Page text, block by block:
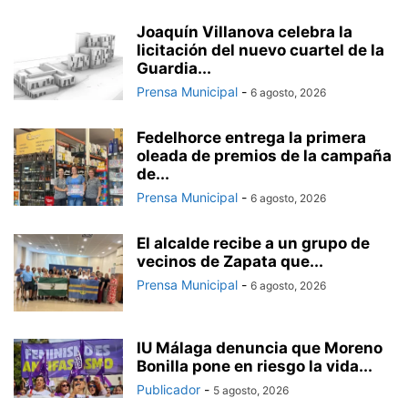
Joaquín Villanova celebra la
licitación del nuevo cuartel de la
Guardia...
Prensa Municipal - 6 agosto, 2026
Fedelhorce entrega la primera
oleada de premios de la campaña
de...
Prensa Municipal - 6 agosto, 2026
El alcalde recibe a un grupo de
vecinos de Zapata que...
Prensa Municipal - 6 agosto, 2026
IU Málaga denuncia que Moreno
Bonilla pone en riesgo la vida...
Publicador - 5 agosto, 2026